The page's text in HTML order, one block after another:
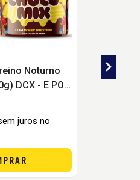
Noturno
DCX - E POR
LEVE PASTA
GOURMET
juros no